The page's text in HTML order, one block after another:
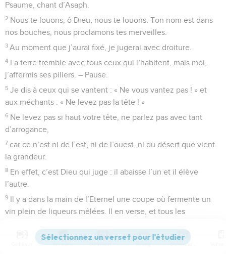
Psaume, chant d’Asaph.
2 Nous te louons, ô Dieu, nous te louons. Ton nom est dans
nos bouches, nous proclamons tes merveilles.
3 Au moment que j’aurai fixé, je jugerai avec droiture.
4 La terre tremble avec tous ceux qui l’habitent, mais moi,
j’affermis ses piliers. – Pause.
5 Je dis à ceux qui se vantent : « Ne vous vantez pas ! » et
aux méchants : « Ne levez pas la tête ! »
6 Ne levez pas si haut votre tête, ne parlez pas avec tant
d’arrogance,
7 car ce n’est ni de l’est, ni de l’ouest, ni du désert que vient
la grandeur.
8 En effet, c’est Dieu qui juge : il abaisse l’un et il élève
l’autre.
9 Il y a dans la main de l’Eternel une coupe où fermente un
vin plein de liqueurs mêlées. Il en verse, et tous les
Versions Commentaires Strong